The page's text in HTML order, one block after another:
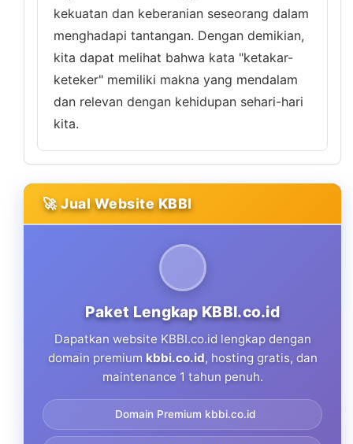
kekuatan dan keberanian seseorang dalam
menghadapi tantangan. Dengan demikian,
kita dapat melihat bahwa kata "ketakar-
keteker" memiliki makna yang mendalam
dan relevan dengan kehidupan sehari-hari
kita.
🚀 Jual Website KBBI
Paket Lengkap KBBI.co.id
Dapatkan website KBBI.co.id lengkap dengan
domain premium kbbi.co.id, hosting gratis, dan
maintenance 1 tahun penuh.
Domain Premium kbbi.co.id